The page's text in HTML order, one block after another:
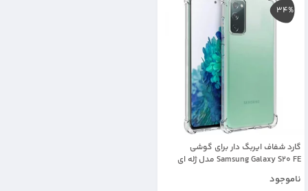
34%
گارد شفاف ایربگ دار برای گوشی
Samsung Galaxy S20 FE مدل ژله ای
ناموجود